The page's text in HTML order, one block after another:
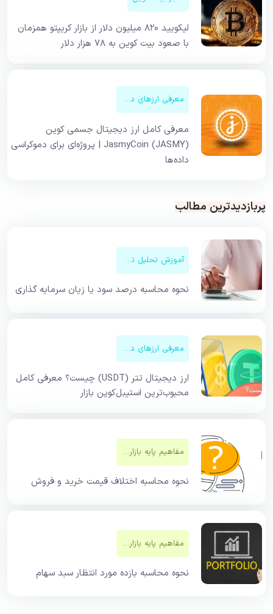
لیکویید ۸۲۰ میلیون دلار از بازار کریپتو همزمان
با صعود بیت کوین به ۷۸ هزار دلار
معرفی ارزهای دیجیتال
معرفی کامل ارز دیجیتال جسمی کوین
JasmyCoin (JASMY) | پروژه‌ای برای دموکراسی
داده‌ها
پربازدیدترین مطالب
آموزش تحلیل تکنیکال
نحوه محاسبه درصد سود یا زیان سرمایه گذاری
معرفی ارزهای دیجیتال
ارز دیجیتال تتر (USDT) چیست؟ معرفی کامل
محبوب‌ترین استیبل‌کوین بازار
مفاهیم پایه بازار‌های مالی
نحوه محاسبه اختلاف قیمت خرید و فروش
مفاهیم پایه بازار‌های مالی
نحوه محاسبه بازده مورد انتظار سبد سهام